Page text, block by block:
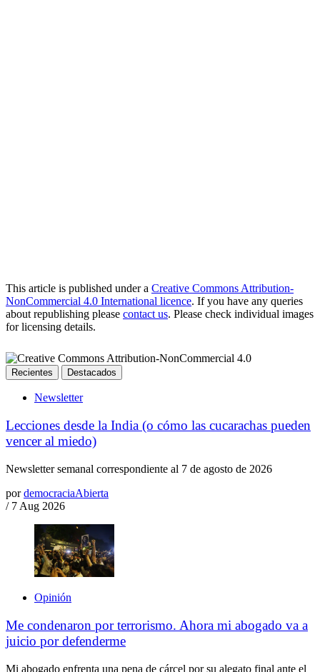
This article is published under a Creative Commons Attribution-
NonCommercial 4.0 International licence. If you have any queries
about republishing please contact us. Please check individual images
for licensing details.
Recientes Destacados
Newsletter
Lecciones desde la India (o cómo las cucarachas pueden
vencer al miedo)
Newsletter semanal correspondiente al 7 de agosto de 2026
por democraciaAbierta
/ 7 Aug 2026
Opinión
Me condenaron por terrorismo. Ahora mi abogado va a
juicio por defenderme
Mi abogado enfrenta una pena de cárcel por su alegato final ante el